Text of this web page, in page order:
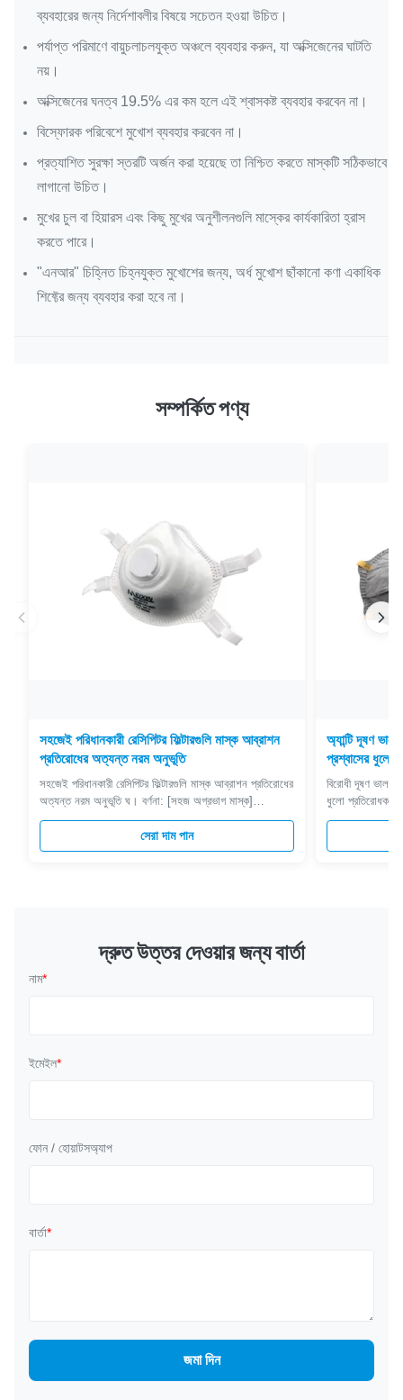
ব্যবহারের জন্য নির্দেশাবলীর বিষয়ে সচেতন হওয়া উচিত।
পর্যাপ্ত পরিমাণে বায়ুচলাচলযুক্ত অঞ্চলে ব্যবহার করুন, যা অক্সিজেনের ঘাটতি
নয়।
অক্সিজেনের ঘনত্ব 19.5% এর কম হলে এই শ্বাসকষ্ট ব্যবহার করবেন না।
বিস্ফোরক পরিবেশে মুখোশ ব্যবহার করবেন না।
প্রত্যাশিত সুরক্ষা স্তরটি অর্জন করা হয়েছে তা নিশ্চিত করতে মাস্কটি সঠিকভাবে
লাগানো উচিত।
মুখের চুল বা হিয়ারস এবং কিছু মুখের অনুশীলনগুলি মাস্কের কার্যকারিতা হ্রাস
করতে পারে।
"এনআর" চিহ্নিত চিহ্নযুক্ত মুখোশের জন্য, অর্ধ মুখোশ ছাঁকানো কণা একাধিক
শিফ্টের জন্য ব্যবহার করা হবে না।
সম্পর্কিত পণ্য
সহজেই পরিধানকারী রেসিপিটর ফিল্টারগুলি মাস্ক আব্রাশন
প্রতিরোধের অত্যন্ত নরম অনুভূতি
সহজেই পরিধানকারী রেসিপিটর ফিল্টারগুলি মাস্ক আব্রাশন প্রতিরোধের
অত্যন্ত নরম অনুভূতি ঘ। বর্ণনা: [সহজ অগ্রভাগ মাস্ক]
প্রাপ্তবয়স্কদের এবং শিশুদের জন্য উপযুক্ত। এটি আপনাকে আরও
সহজে শ্বাস নিতে সহায়তা করে এবং আপনার শ্বাসনালীকে দূষণকারী
এবং অ্যালার্জেন থেকে বাঁচিয়ে যতটা সম্ভব ব্যাকটেরিয়া রক্ষা করে।
সেরা দাম পান
অ্যান্টি দূষণ
প্রশ্বাসের ধুলো
বিরোধী দূষণ ভালভ
ধুলো প্রতিরোধক ঘ।
স্ট্যান্ডার্ড
করতে অর্ধ মাস্ক
দ্রুত উত্তর দেওয়ার জন্য বার্তা
নাম*
ইমেইল*
ফোন / হোয়াটসঅ্যাপ
বার্তা*
জমা দিন